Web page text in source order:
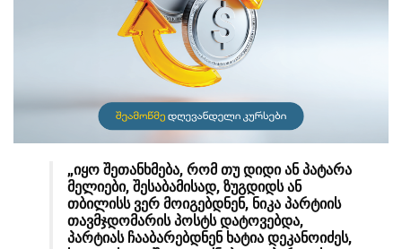
„იყო შეთანხმება, რომ თუ დიდი ან პატარა
მელიები, შესაბამისად, ზუგდიდს ან
თბილისს ვერ მოიგებდნენ, ნიკა პარტიის
თავმჯდომარის პოსტს დატოვებდა,
პარტიას ჩააბარებდნენ ხატია დეკანოიძეს,